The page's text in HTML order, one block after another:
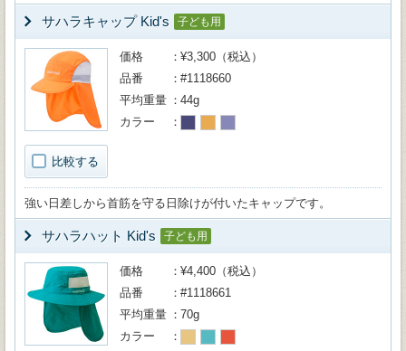
サハラキャップ Kid's 子ども用
比較する
価格
¥3,300（税込）
品番
#1118660
平均重量
44g
カラー
強い日差しから首筋を守る日除けが付いたキャップです。
サハラハット Kid's 子ども用
価格
¥4,400（税込）
品番
#1118661
平均重量
70g
カラー